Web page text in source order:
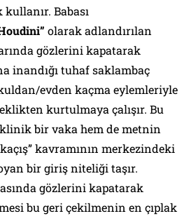
Babası
olarak adlandırılan
gözlerini kapatarak
inandığı tuhaf saklambaç
evden kaçma eylemleriyle
kurtulmaya çalışır. Bu
klinik bir vaka hem de metnin
kavramının merkezindeki
bir giriş niteliği taşır.
gözlerini kapatarak
bu geri çekilmenin en çıplak